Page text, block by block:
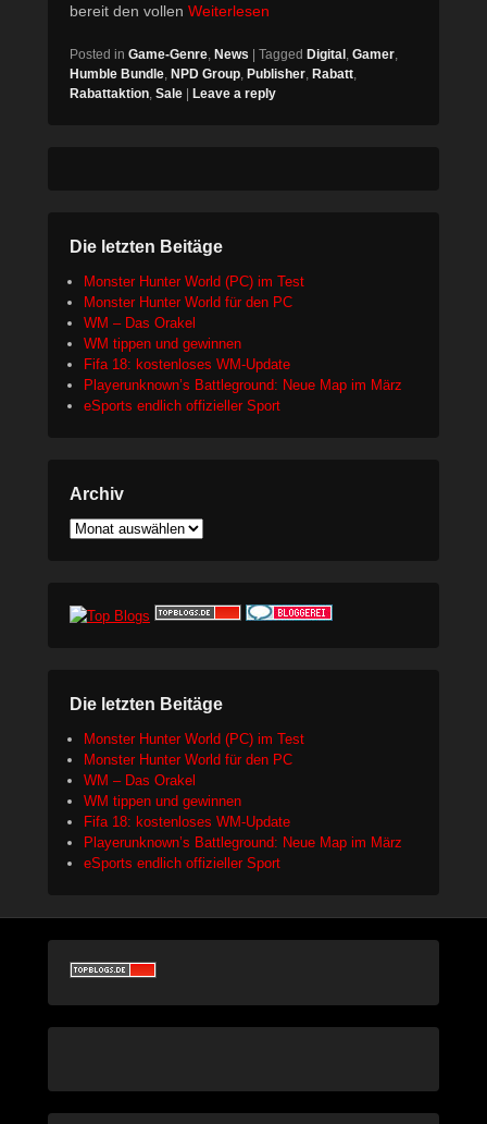
bereit den vollen Weiterlesen
Posted in Game-Genre, News | Tagged Digital, Gamer,
Humble Bundle, NPD Group, Publisher, Rabatt,
Rabattaktion, Sale | Leave a reply
Die letzten Beitäge
Monster Hunter World (PC) im Test
Monster Hunter World für den PC
WM – Das Orakel
WM tippen und gewinnen
Fifa 18: kostenloses WM-Update
Playerunknown’s Battleground: Neue Map im März
eSports endlich offizieller Sport
Archiv
Archiv
Die letzten Beitäge
Monster Hunter World (PC) im Test
Monster Hunter World für den PC
WM – Das Orakel
WM tippen und gewinnen
Fifa 18: kostenloses WM-Update
Playerunknown’s Battleground: Neue Map im März
eSports endlich offizieller Sport